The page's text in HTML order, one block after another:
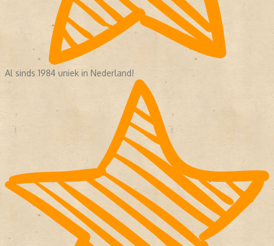
Al sinds 1984 uniek in Nederland!